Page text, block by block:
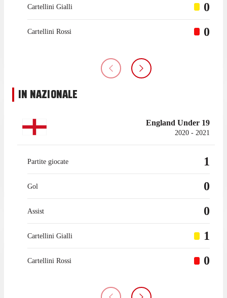
Cartellini Gialli 0
Cartellini Rossi 0
IN NAZIONALE
England Under 19
2020 - 2021
Partite giocate 1
Gol 0
Assist 0
Cartellini Gialli 1
Cartellini Rossi 0